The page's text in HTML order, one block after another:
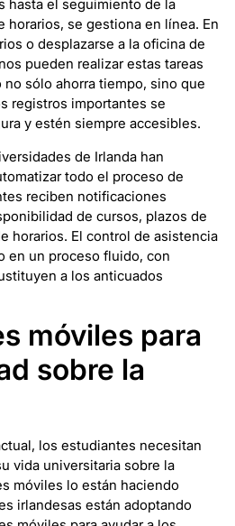
hasta el seguimiento de la
horarios, se gestiona en línea. En
o desplazarse a la oficina de
pueden realizar estas tareas
sólo ahorra tiempo, sino que
registros importantes se
y estén siempre accesibles.
de Irlanda han
todo el proceso de
reciben notificaciones
de cursos, plazos de
horarios. El control de asistencia
en un proceso fluido, con
a los anticuados
móviles para
sobre la
los estudiantes necesitan
vida universitaria sobre la
móviles lo están haciendo
irlandesas están adoptando